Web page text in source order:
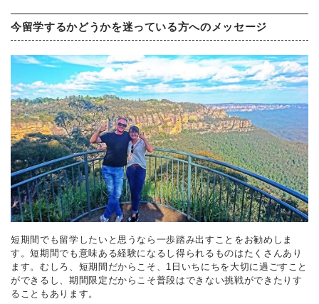
今留学するかどうかを迷っている方へのメッセージ
短期間でも留学したいと思うなら一歩踏み出すことをお勧めしま
す。短期間でも意味ある経験になるし得られるものはたくさんあり
ます。むしろ、短期間だからこそ、1日いちにちを大切に過ごすこと
ができるし、期間限定だからこそ普段はできない挑戦ができたりす
ることもあります。